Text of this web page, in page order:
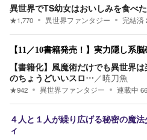
異世界でTS幼女はおいしみを食べ
★1,770 異世界ファンタジー 完結済
【11／10書籍発売！】実力隠し系
【書籍化】風魔術だけでも異世界
のちょうどいいスロ… ／暁刀魚
★942 異世界ファンタジー 連載中 66
４人と１人が繰り広げる秘密の魔
ィ